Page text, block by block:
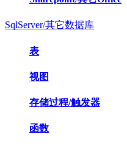
SqlServer/其它数据库
表
视图
存储过程/触发器
函数